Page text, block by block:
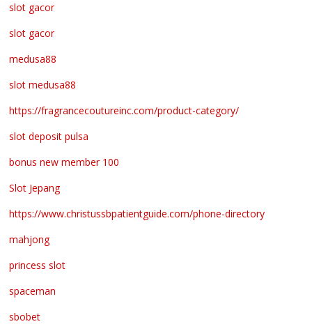
slot gacor
slot gacor
medusa88
slot medusa88
https://fragrancecoutureinc.com/product-category/
slot deposit pulsa
bonus new member 100
Slot Jepang
https://www.christussbpatientguide.com/phone-directory
mahjong
princess slot
spaceman
sbobet